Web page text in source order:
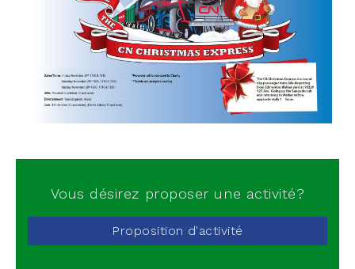
Vous désirez proposer une activité?
Proposition d'activité